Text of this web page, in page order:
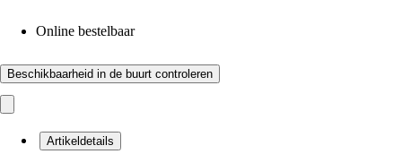
Online bestelbaar
Beschikbaarheid in de buurt controleren
Artikeldetails